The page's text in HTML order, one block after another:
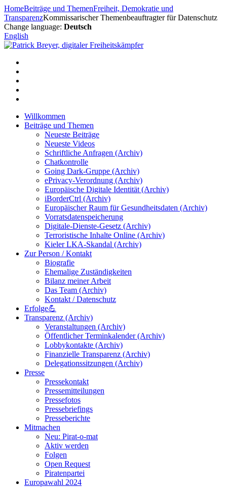
Zum
Inhalt
springen
HomeBeiträge und ThemenFreiheit, Demokratie und
TransparenzKommissarischer Themenbeauftragter für Datenschutz
Change language: Deutsch
English
Willkommen
Beiträge und Themen
Neueste Beiträge
Neueste Videos
Schriftliche Anfragen (Archiv)
Chatkontrolle
Going Dark-Gruppe (Archiv)
ePrivacy-Verordnung (Archiv)
Europäische Digitale Identität (Archiv)
iBorderCtrl (Archiv)
Europäischer Raum für Gesundheitsdaten (Archiv)
Vorratsdatenspeicherung
Digitale-Dienste-Gesetz (Archiv)
Terroristische Inhalte Online (Archiv)
Kieler LKA-Skandal (Archiv)
Zur Person / Kontakt
Biografie
Ehemalige Zuständigkeiten
Bilanz meiner Arbeit
Das Team (Archiv)
Kontakt / Datenschutz
Erfolge💪
Transparenz (Archiv)
Veranstaltungen (Archiv)
Öffentlicher Terminkalender (Archiv)
Lobbykontakte (Archiv)
Finanzielle Transparenz (Archiv)
Delegationssitzungen (Archiv)
Presse
Pressekontakt
Pressemitteilungen
Pressefotos
Pressebriefings
Presseberichte
Mitmachen
Neu: Pirat-o-mat
Aktiv werden
Folgen
Open Request
Piratenpartei
Europawahl 2024